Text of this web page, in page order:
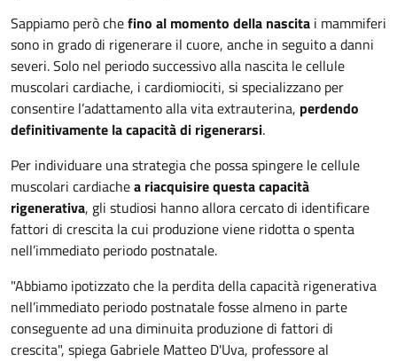
Sappiamo però chefino al momento della nascita i mammiferi
sono in grado di rigenerare il cuore, anche in seguito a danni
severi. Solo nel periodo successivo alla nascita le cellule
muscolari cardiache, i cardiomiociti, si specializzano per
consentire l’adattamento alla vita extrauterina, perdendo
definitivamente la capacità di rigenerarsi.
Per individuare una strategia che possa spingere le cellule
muscolari cardiachea riacquisire questa capacità
rigenerativa, gli studiosi hanno allora cercato di identificare
fattori di crescita la cui produzione viene ridotta o spenta
nell’immediato periodo postnatale.
"Abbiamo ipotizzato che la perdita della capacità rigenerativa
nell’immediato periodo postnatale fosse almeno in parte
conseguente ad una diminuita produzione di fattori di
crescita", spiega Gabriele Matteo D'Uva, professore al